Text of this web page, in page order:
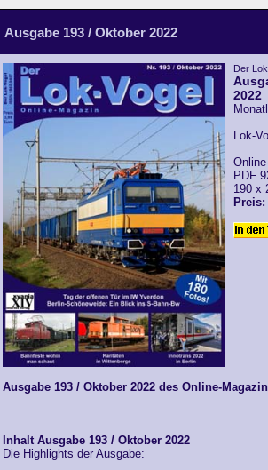
Ausgabe 193 / Oktober 2022
Ausgabe 193 / Oktober 2022 des Online-
Inhalt Ausgabe 193 / Oktober 2022
Die Highlights der Ausgabe:
Der
2022
Lok-
PDF
190 x